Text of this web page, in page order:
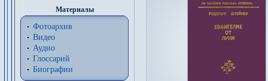
Материалы
Фотоархив
Видео
Аудио
Глоссарий
Биографии